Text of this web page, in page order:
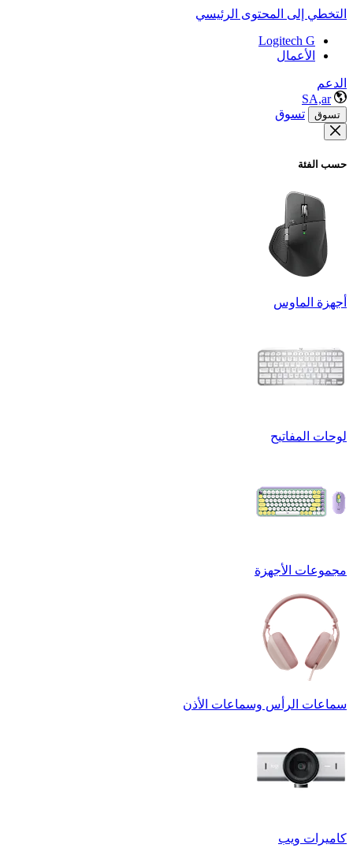
التخطي إلى المحتوى الرئيسي
Logitech G
الأعمال
الدعم
SA,ar
تسوق تسوق
حسب الفئة
أجهزة الماوس
لوحات المفاتيح
مجموعات الأجهزة
سماعات الرأس وسماعات الأذن
كاميرات ويب